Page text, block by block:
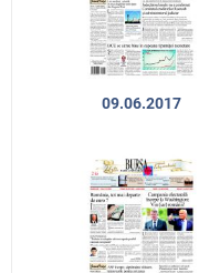
09.06.2017